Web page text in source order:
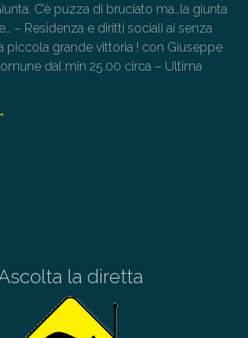
C’è puzza di bruciato ma…la giunta
– Residenza e diritti sociali ai senza
piccola grande vittoria ! con Giuseppe
dal min 25.00 circa – Ultima
la diretta